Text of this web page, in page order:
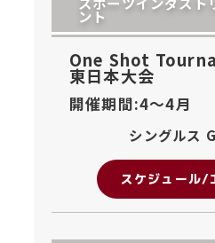
ント
One Shot
東日本大会
開催期間:4〜4月
シングルス
スケジュール/